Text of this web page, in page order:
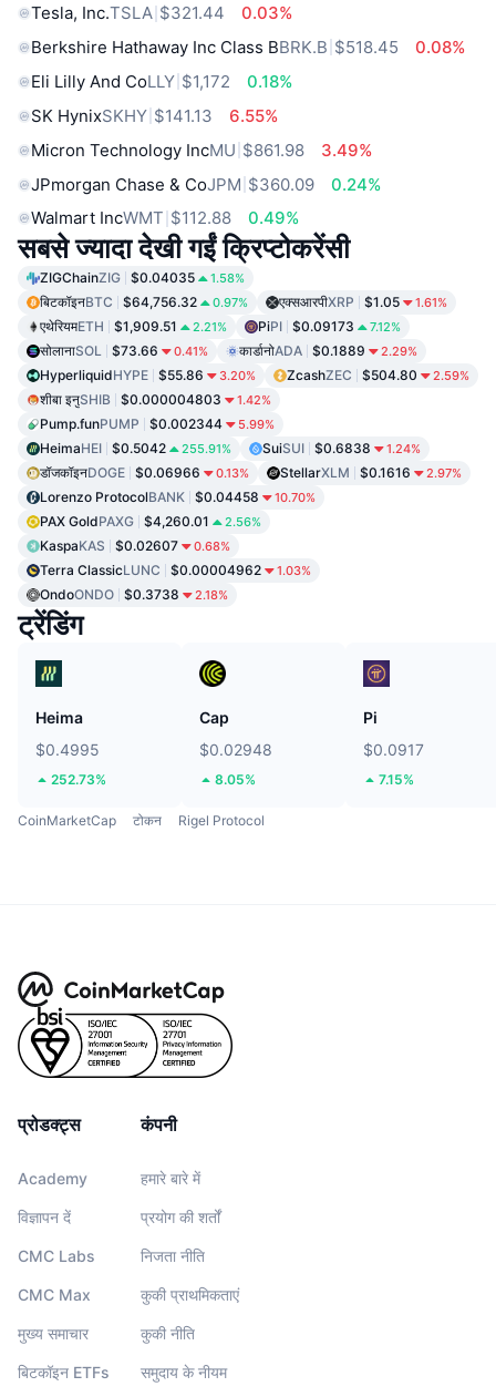
Tesla, Inc.TSLA $321.44
0.03%
Berkshire Hathaway Inc Class BBRK.B $518.45
0.08%
Eli Lilly And CoLLY $1,172
0.18%
SK HynixSKHY $141.13
6.55%
Micron Technology IncMU $861.98
3.49%
JPmorgan Chase & CoJPM $360.09
0.24%
Walmart IncWMT $112.88 0.49%
सबसे ज्यादा देखी गईं क्रिप्टोकरेंसी
ZIGChainZIG $0.04035 1.58%
बिटकॉइनBTC $64,756.32 0.97% एक्सआरपीXRP $1.05 1.61%
एथेरियमETH $1,909.51 2.21% PiPI $0.09173 7.12%
सोलानाSOL $73.66 0.41% कार्डानोADA $0.1889 2.29%
HyperliquidHYPE $55.86 3.20% ZcashZEC $504.80 2.59%
शीबा इनुSHIB $0.000004803 1.42%
Pump.funPUMP $0.002344 5.99%
HeimaHEI $0.5042 255.91% SuiSUI $0.6838 1.24%
डॉजकॉइनDOGE $0.06966 0.13% StellarXLM $0.1616 2.97%
Lorenzo ProtocolBANK $0.04458 10.70%
PAX GoldPAXG $4,260.01 2.56%
KaspaKAS $0.02607 0.68%
Terra ClassicLUNC $0.00004962 1.03%
OndoONDO $0.3738 2.18%
ट्रेंडिंग
Heima
$0.4995
252.73%
Cap
$0.02948
8.05%
Pi
$0.0917
7.15%
CoinMarketCap टोकन Rigel Protocol
प्रोडक्ट्स
Academy
विज्ञापन दें
CMC Labs
CMC Max
मुख्य समाचार
बिटकॉइन ETFs
कंपनी
हमारे बारे में
प्रयोग की शर्तों
निजता नीति
कुकी प्राथमिकताएं
कुकी नीति
समुदाय के नीयम